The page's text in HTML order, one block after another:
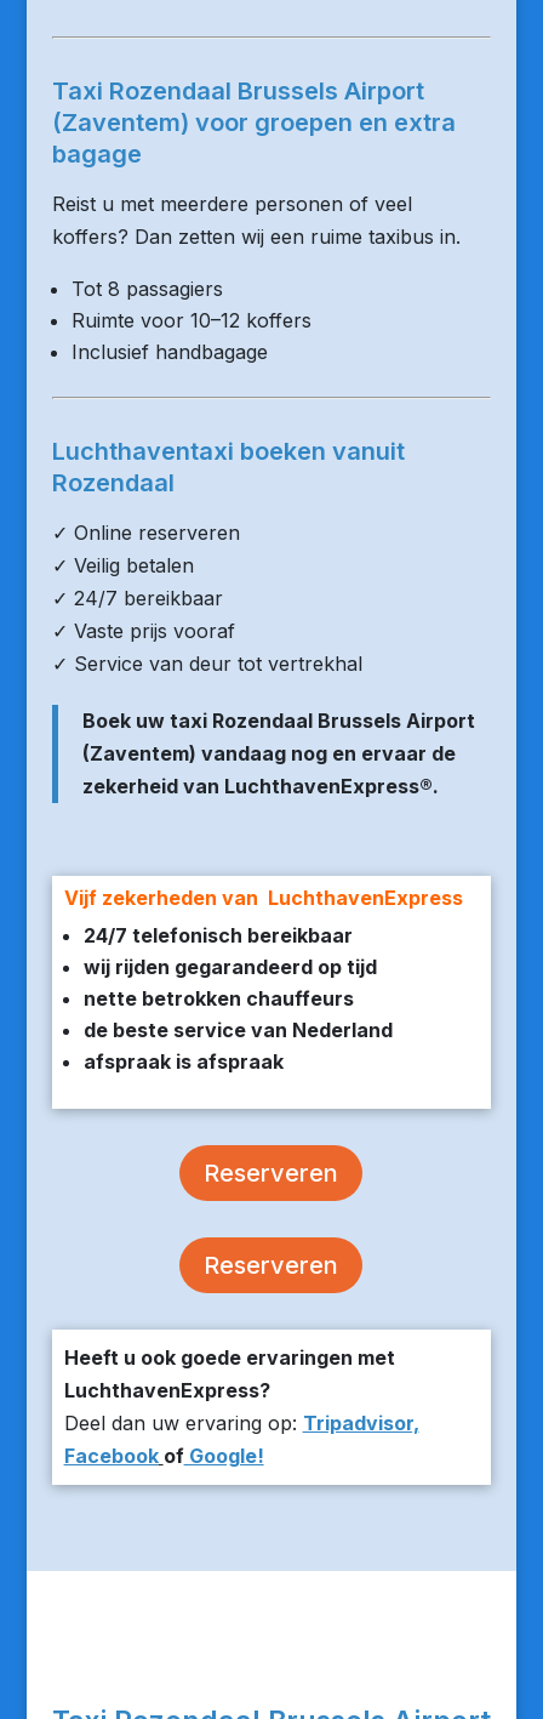
Taxi Rozendaal Brussels Airport
(Zaventem) voor groepen en extra
bagage
Reist u met meerdere personen of veel
koffers? Dan zetten wij een ruime taxibus in.
Tot 8 passagiers
Ruimte voor 10–12 koffers
Inclusief handbagage
Luchthaventaxi boeken vanuit
Rozendaal
✓ Online reserveren
✓ Veilig betalen
✓ 24/7 bereikbaar
✓ Vaste prijs vooraf
✓ Service van deur tot vertrekhal
Boek uw taxi Rozendaal Brussels Airport
(Zaventem) vandaag nog en ervaar de
zekerheid van LuchthavenExpress®.
Vijf zekerheden van LuchthavenExpress
24/7 telefonisch bereikbaar
wij rijden gegarandeerd op tijd
nette betrokken chauffeurs
de beste service van Nederland
afspraak is afspraak
Reserveren
Reserveren
Heeft u ook goede ervaringen met
LuchthavenExpress?
Deel dan uw ervaring op: Tripadvisor,
Facebook ofGoogle!